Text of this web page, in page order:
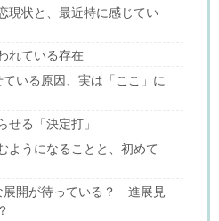
現状と、最近特に感じてい
れている存在
いる原因、実は「ここ」に
る「決定打」
ようになることと、初めて
展開が待っている？ 進展見